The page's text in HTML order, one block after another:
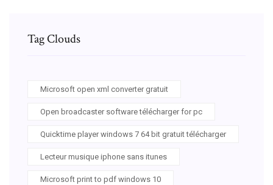
Tag Clouds
Microsoft open xml converter gratuit
Open broadcaster software télécharger for pc
Quicktime player windows 7 64 bit gratuit télécharger
Lecteur musique iphone sans itunes
Microsoft print to pdf windows 10